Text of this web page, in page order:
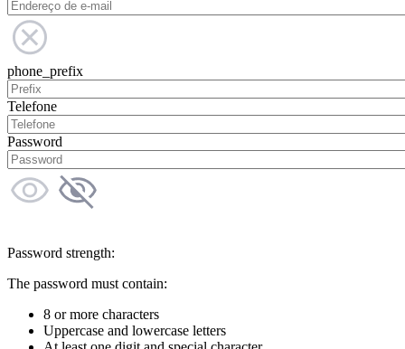
phone_prefix
Telefone
Password
Password strength:
The password must contain:
8 or more characters
Uppercase and lowercase letters